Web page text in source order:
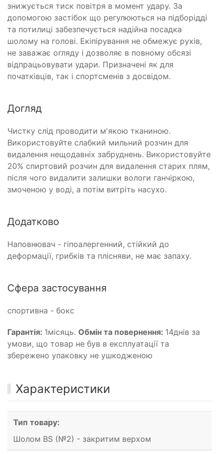
знижується тиск повітря в момент удару. За
допомогою застібок що регулюються на підборідді
та потилиці забезпечується надійна посадка
шолому на голові. Екіпірування не обмежує рухів,
не заважає огляду і дозволяє в повному обсязі
відпрацьовувати удари. Призначені як для
початківців, так і спортсменів з досвідом.
Догляд
Чистку слід проводити м'якою тканиною.
Використовуйте слабкий мильний розчин для
видалення нещодавніх забруднень. Використовуйте
20% спиртовий розчин для видалення старих плям,
після чого видалити залишки вологи ганчіркою,
змоченою у воді, а потім витріть насухо.
Додатково
Наповнювач - гіпоалергенний, стійкий до
деформації, грибків та плісняви, не має запаху.
Сфера застосування
спортивна - бокс
Гарантія: 1місяць. Обмін та повернення: 14днів за
умови, що товар не був в експлуатації та
збережено упаковку не ушкодженою
Характеристики
Тип товару:
Шолом BS (№2) - закритим верхом